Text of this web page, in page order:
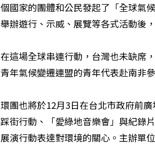
個國家的團體和公民發起了「全球氣
舉辦遊行、示威、展覽等各式活動後
在這場全球串連行動，台灣也未缺席
青年氣候變遷連盟的青年代表赴南非
環團也將於12月3日在台北市政府前
踩街行動、「愛綠地音樂會」與紀錄
展演行動表達對環境的關心。主辦單